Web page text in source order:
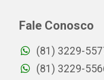
Fale Conosco
(81) 3229-
(81) 3229-